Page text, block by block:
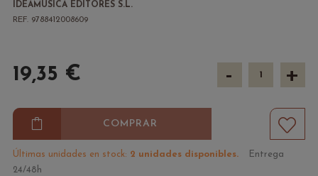
IDEAMÚSICA EDITORES S.L.
REF. 9788412008609
19,35 € - +
COMPRAR
Últimas unidades en stock: 2 unidades disponibles.
Entrega
24/48h